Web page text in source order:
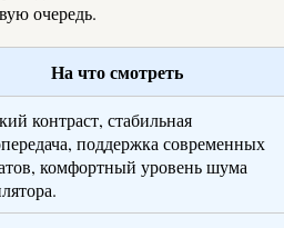
очередь.
На что смотреть
контраст, стабильная
поддержка современных
комфортный уровень шума